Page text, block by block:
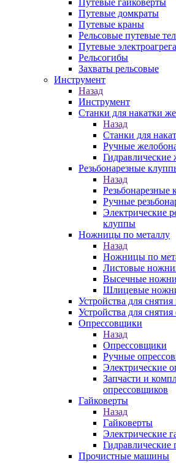
Путевые гайковерты
Путевые домкраты
Путевые краны
Рельсовые путевые
Путевые
Рельсогибы
Захваты рельсовые
Инструмент
Назад
Инструмент
Станки для накатки
Назад
Станки для
Ручные
Гидравлические
Резьбонарезные
Назад
Резьбонарезные
Ручные
Электрические
клуппы
Ножницы по металлу
Назад
Ножницы по
Листовые
Высечные
Шлицевые
Устройства для
Устройства для
Опрессовщики
Назад
Опрессовщики
Ручные
Электрические
Запчасти и
опрессовщиков
Гайковерты
Назад
Гайковерты
Электрические
Гидравлические
Прочистные машины